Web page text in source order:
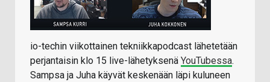
io-techin viikottainen tekniikkapodcast lähetetään
perjantaisin klo 15 live-lähetyksenä YouTubessa.
Sampsa ja Juha käyvät keskenään läpi kuluneen